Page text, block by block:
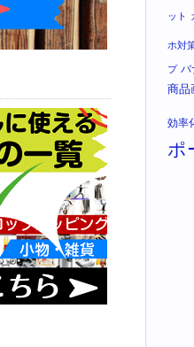
ット
ホ対
プ バ
商品
効率
ポ